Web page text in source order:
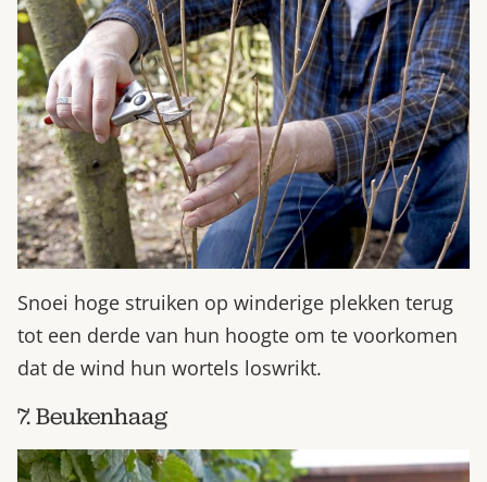
Snoei hoge struiken op winderige plekken terug
tot een derde van hun hoogte om te voorkomen
dat de wind hun wortels loswrikt.
7. Beukenhaag